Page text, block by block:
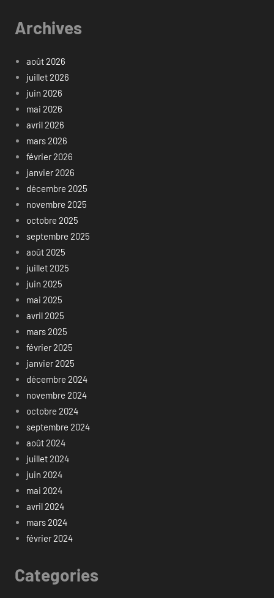
Archives
août 2026
juillet 2026
juin 2026
mai 2026
avril 2026
mars 2026
février 2026
janvier 2026
décembre 2025
novembre 2025
octobre 2025
septembre 2025
août 2025
juillet 2025
juin 2025
mai 2025
avril 2025
mars 2025
février 2025
janvier 2025
décembre 2024
novembre 2024
octobre 2024
septembre 2024
août 2024
juillet 2024
juin 2024
mai 2024
avril 2024
mars 2024
février 2024
Categories